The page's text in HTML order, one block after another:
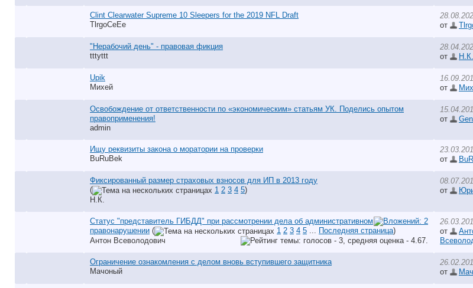
Clint Clearwater Supreme 10 Sleepers for the 2019 NFL Draft
TlrgoCeEe
от
"Нерабочий день" - правовая фикция
tttyttt
от
Н.К.
Upik
Михей
от
Освобождение от ответственности по «экономическим» статьям УК. Поделись опытом
правоприменения!
аdmin
от
Ищу реквизиты закона о моратории на проверки
BuRuBek
от
Фиксированный размер страховых взносов для ИП в 2013 году
(
1 2 3 4 5)
Н.К.
от
Статус "представитель ГИБДД" при рассмотрении дела об административном
правонарушении ( 1 2 3 4 5 ... Последняя страница)
Антон Всеволодович
от
Ограничение ознакомления с делом вновь вступившего защитника
Мачоный
от